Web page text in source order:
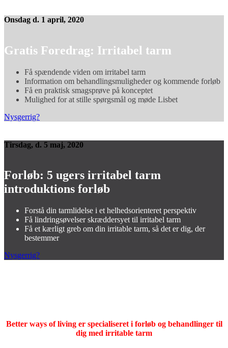
Onsdag d. 1 april, 2020
Gratis Foredrag: Irritabel tarm
Få spændende viden om irritabel tarm
Information om behandlingsmuligheder og kommende forløb
Få en praktisk smagsprøve på konceptet
Mulighed for at stille spørgsmål og møde Lisbet
Nysgerrig?
Tirsdag, d. 5 maj, 2020
Forløb: 5 ugers irritabel tarm
introduktions forløb
Forstå din tarmlidelse i et helhedsorienteret perspektiv
Få lindringsøvelser skræddersyet til irritabel tarm
Få et kærligt greb om din irritable tarm, så det er dig, der
bestemmer
Nysgerrig?
Better ways of living er specialiseret i forløb og behandlinger til
dig med irritable tarm